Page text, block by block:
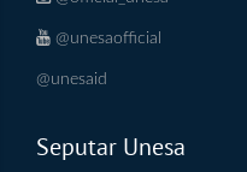
@unesaofficial
@unesaid
Seputar Unesa